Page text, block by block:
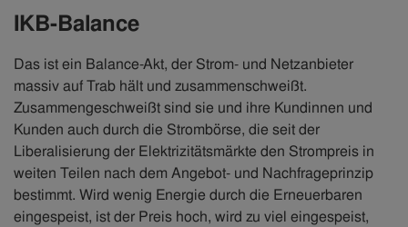
IKB-Balance
Das ist ein Balance-Akt, der Strom- und Netzanbieter
massiv auf Trab hält und zusammenschweißt.
Zusammengeschweißt sind sie und ihre Kundinnen und
Kunden auch durch die Strombörse, die seit der
Liberalisierung der Elektrizitätsmärkte den Strompreis in
weiten Teilen nach dem Angebot- und Nachfrageprinzip
bestimmt. Wird wenig Energie durch die Erneuerbaren
eingespeist, ist der Preis hoch, wird zu viel eingespeist,